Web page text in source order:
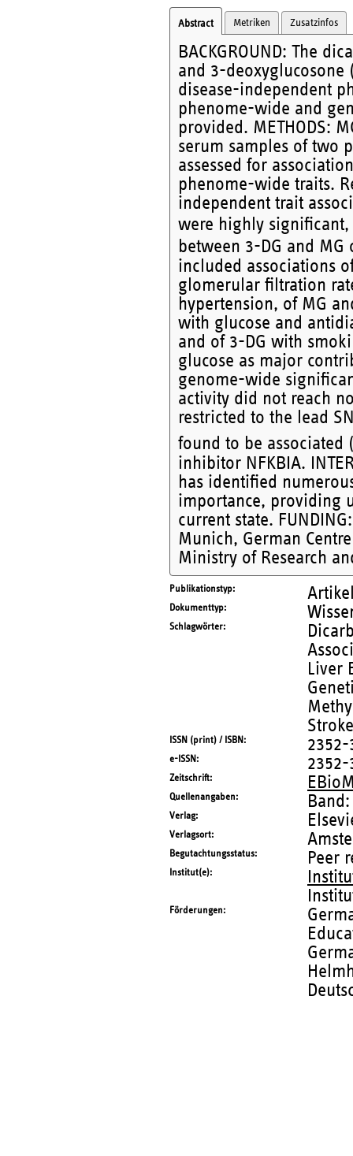
Abstract Metriken Zusatzinfos
BACKGROUND: The
and 3-deoxyglucosone
disease-independent
phenome-wide and
provided. METHODS:
serum samples of two
assessed for
phenome-wide traits.
independent trait
were highly significant,
between 3-DG and
included associations
glomerular filtration
hypertension, of MG
with glucose and
and of 3-DG with
glucose as major
genome-wide
activity did not reach
restricted to the lead
found to be associated
inhibitor NFKBIA.
has identified
importance, providing
current state.
Munich, German
Ministry of Research
Publikationstyp
Dokumenttyp
Schlagwörter
Liver
ISSN (print) / ISBN 2352-
e-ISSN 2352-
Zeitschrift
Quellenangaben
Verlag
Verlagsort
Begutachtungsstatus Peer
Institut(e)
Förderungen